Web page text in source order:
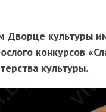
Дворце культуры
конкурсов
культуры.